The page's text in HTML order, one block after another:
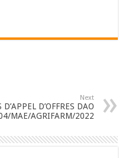
Next
D’APPEL D’OFFRES DAO
MAE/AGRIFARM/2022